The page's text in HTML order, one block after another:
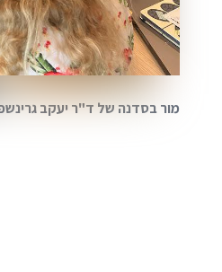
מור בסדנה של ד"ר יעקב